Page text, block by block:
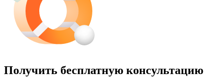
Получить бесплатную консультацию